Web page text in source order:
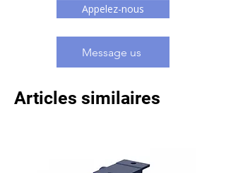
Appelez-nous
Message us
Articles similaires